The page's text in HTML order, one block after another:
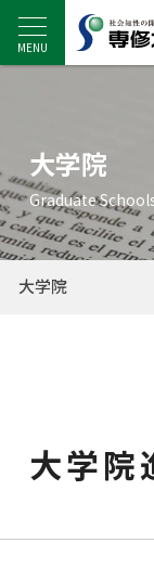
センディ
大学院
大学院